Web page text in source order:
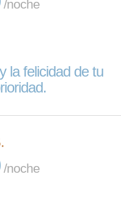
/noche
la felicidad de tu
/noche